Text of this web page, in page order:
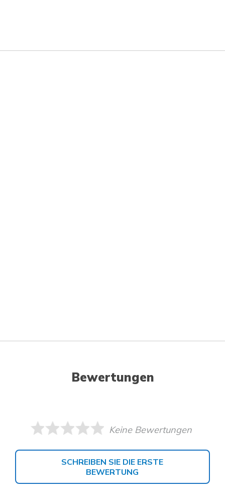
Bewertungen
Keine Bewertungen
SCHREIBEN SIE DIE ERSTE
BEWERTUNG